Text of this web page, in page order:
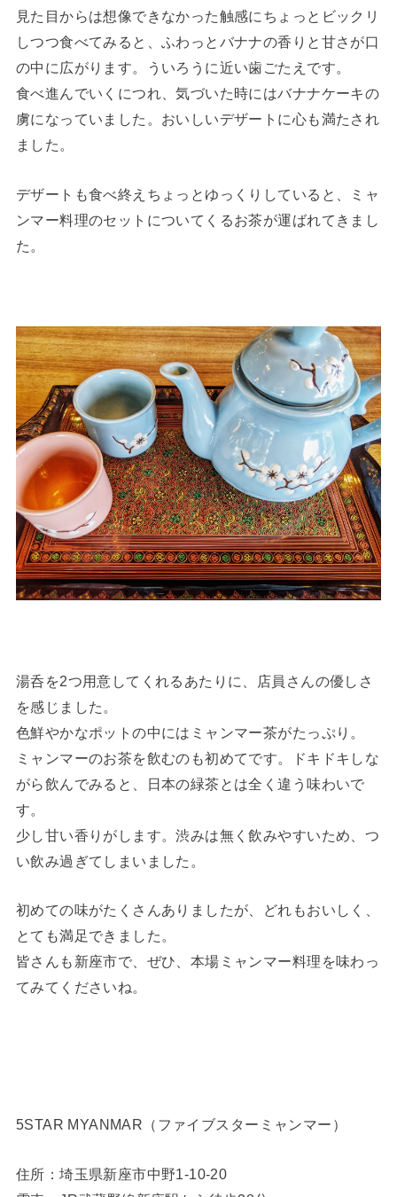
見た目からは想像できなかった触感にちょっとビックリ
しつつ食べてみると、ふわっとバナナの香りと甘さが口
の中に広がります。ういろうに近い歯ごたえです。
食べ進んでいくにつれ、気づいた時にはバナナケーキの
虜になっていました。おいしいデザートに心も満たされ
ました。
デザートも食べ終えちょっとゆっくりしていると、ミャ
ンマー料理のセットについてくるお茶が運ばれてきまし
た。
湯呑を2つ用意してくれるあたりに、店員さんの優しさ
を感じました。
色鮮やかなポットの中にはミャンマー茶がたっぷり。
ミャンマーのお茶を飲むのも初めてです。ドキドキしな
がら飲んでみると、日本の緑茶とは全く違う味わいで
す。
少し甘い香りがします。渋みは無く飲みやすいため、つ
い飲み過ぎてしまいました。
初めての味がたくさんありましたが、どれもおいしく、
とても満足できました。
皆さんも新座市で、ぜひ、本場ミャンマー料理を味わっ
てみてくださいね。
5STAR MYANMAR（ファイブスターミャンマー）
住所：埼玉県新座市中野1-10-20